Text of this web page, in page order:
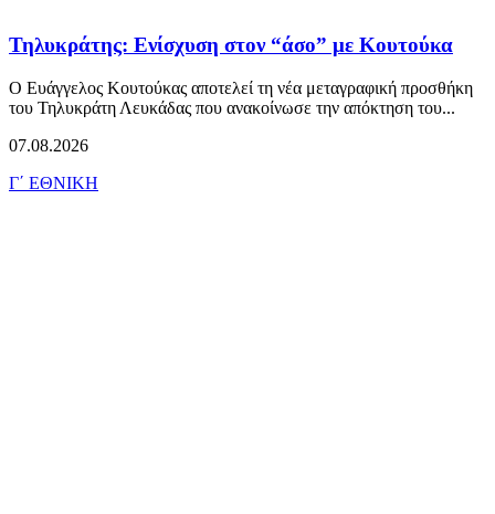
Τηλυκράτης: Ενίσχυση στον “άσο” με Κουτούκα
Ο Ευάγγελος Κουτούκας αποτελεί τη νέα μεταγραφική προσθήκη
του Τηλυκράτη Λευκάδας που ανακοίνωσε την απόκτηση του...
07.08.2026
Γ΄ ΕΘΝΙΚΗ